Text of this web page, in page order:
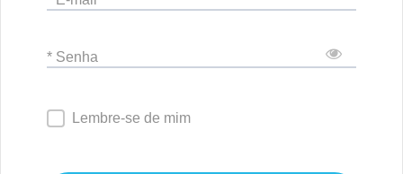
* Senha
Lembre-se de mim